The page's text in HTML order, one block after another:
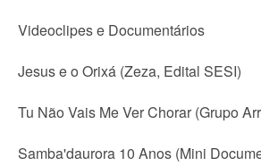
Videoclipes e Documentários
Jesus e o Orixá (Zeza, Edital SESI)
Tu Não Vais Me Ver Chorar (Grupo
Samba'daurora 10 Anos (Mini